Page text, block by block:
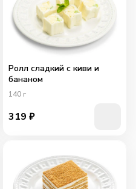
Ролл сладкий с киви и
бананом
140 г
319 ₽